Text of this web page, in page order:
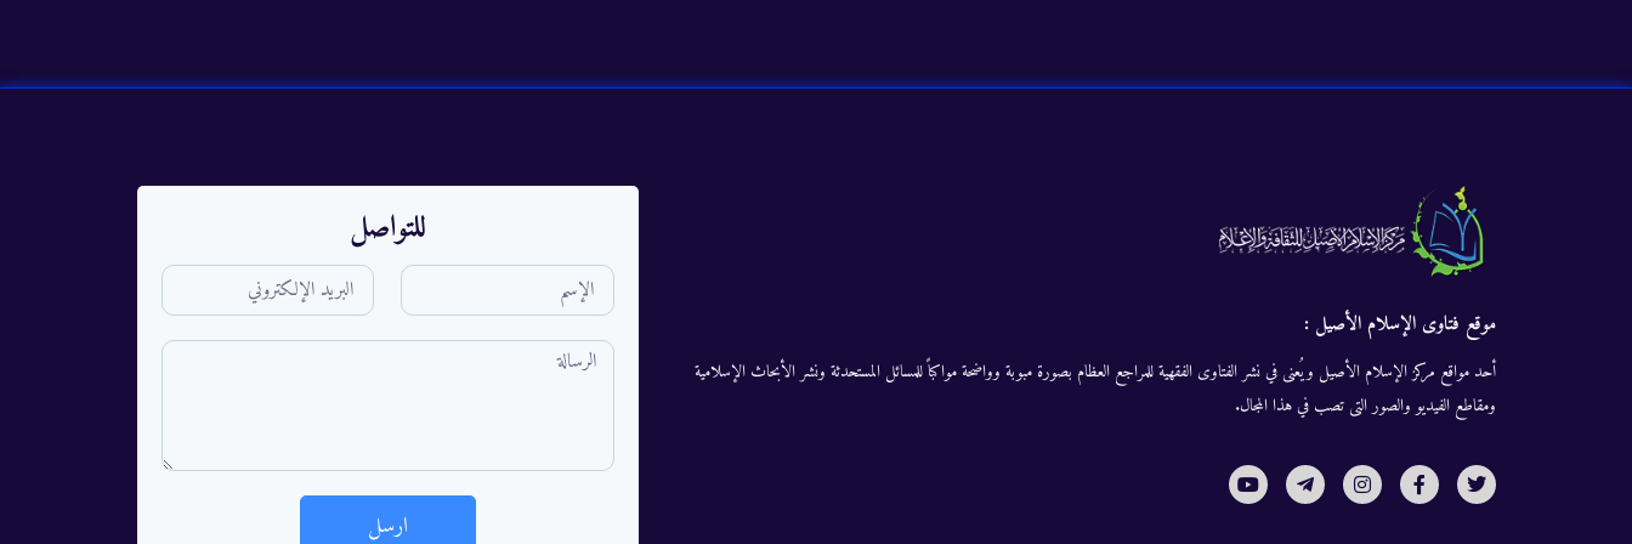
موقع فتاوى الإسلام الأصيل :
أحد مواقع مركز الإسلام الأصيل ويُعنى في نشر الفتاوى الفقهية للمراجع العظام بصورة مبوبة وواضحة مواكباً للمسائل المستحدثة ونشر الأبحاث الإسلامية
ومقاطع الفيديو والصور التى تصب في هذا المجال.
للتواصل
ارسل